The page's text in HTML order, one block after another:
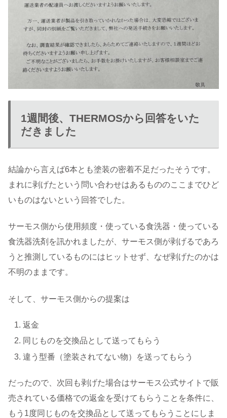
1週間後、THERMOSから回答をいた
だきました
結論から言えば6本とも塗装の密着不足だったそうです。
まれに剥げたという問い合わせはあるもののここまでひど
いものはないという回答でした。
サーモス側から使用頻度・使っている食洗器・使っている
食洗器洗剤を訊かれましたが、サーモス側が剥げるであろ
うと推測しているものにはヒットせず、なぜ剥げたのかは
不明のままです。
そして、サーモス側からの提案は
返金
同じものを交換品として送ってもらう
違う型番（塗装されてない物）を送ってもらう
だったので、次回も剥げた場合はサーモス公式サイトで販
売されている価格での返金を受けてもらうことを条件に、
もう1度同じものを交換品として送ってもらうことにしま